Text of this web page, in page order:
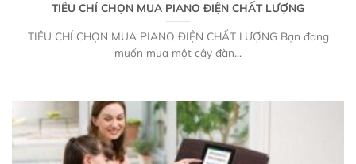
TIÊU CHÍ CHỌN MUA PIANO ĐIỆN CHẤT LƯỢNG
TIÊU CHÍ CHỌN MUA PIANO ĐIỆN CHẤT LƯỢNG Bạn đang
muốn mua một cây đàn...